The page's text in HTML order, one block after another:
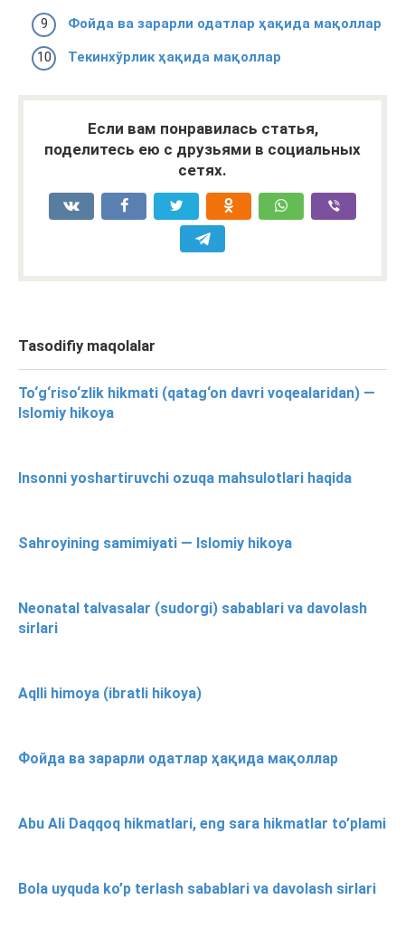
Фойда ва зарарли одатлар ҳақида мақоллар
Текинхўрлик ҳақида мақоллар
Если вам понравилась статья,
поделитесь ею с друзьями в социальных
сетях.
Tasodifiy maqolalar
To‘g‘riso‘zlik hikmati (qatag‘on davri voqealaridan) —
Islomiy hikoya
Insonni yoshartiruvchi ozuqa mahsulotlari haqida
Sahroyining samimiyati — Islomiy hikoya
Neonatal talvasalar (sudorgi) sabablari va davolash
sirlari
Aqlli himoya (ibratli hikoya)
Фойда ва зарарли одатлар ҳақида мақоллар
Abu Ali Daqqoq hikmatlari, eng sara hikmatlar to’plami
Bola uyquda ko’p terlash sabablari va davolash sirlari